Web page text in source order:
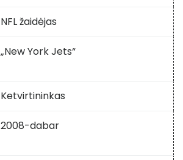
NFL žaidėjas
„New York Jets“
Ketvirtininkas
2008-dabar